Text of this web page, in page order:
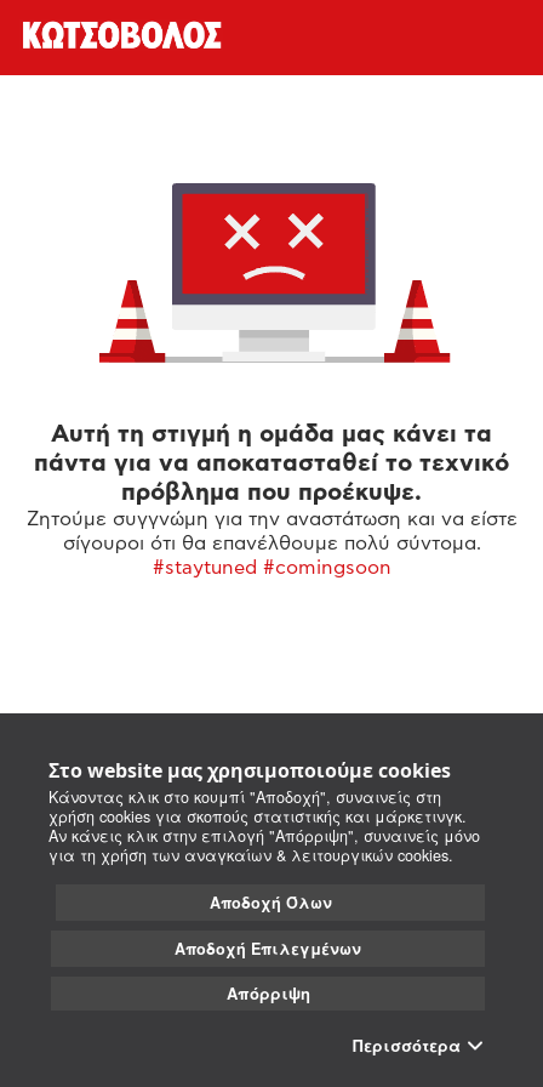
Στο website μας χρησιμοποιούμε cookies
Κάνοντας κλικ στο κουμπί "Αποδοχή", συναινείς στη
χρήση cookies για σκοπούς στατιστικής και μάρκετινγκ.
Αν κάνεις κλικ στην επιλογή "Απόρριψη", συναινείς μόνο
για τη χρήση των αναγκαίων & λειτουργικών cookies.
Αποδοχή Όλων
Αποδοχή Επιλεγμένων
Απόρριψη
Περισσότερα
Αυτή τη στιγμή η ομάδα μας κάνει τα
πάντα για να αποκατασταθεί το τεχνικό
πρόβλημα που προέκυψε.
Ζητούμε συγγνώμη για την αναστάτωση και να είστε
σίγουροι ότι θα επανέλθουμε πολύ σύντομα.
#staytuned #comingsoon